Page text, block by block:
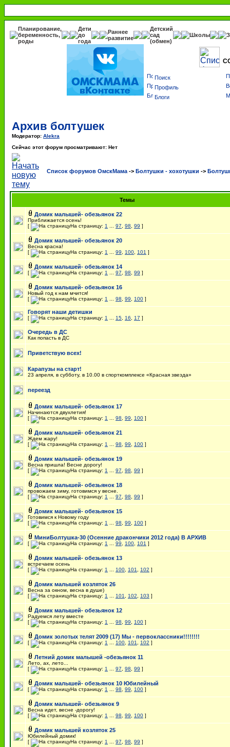
Планирование,
беременность,
роды
Дети
до
года
Раннее
развитие
Детский
сад
(обмен)
Школы
Поиск
Профиль
Блоги
Архив болтушек
Модератор: Alekra
Сейчас этот форум просматривают: Нет
Список форумов ОмскМама -> Болтушки - хохотушки ->
Темы
Домик малышей- обезьянок 22
Приближается осень!
[
На страницу: 1 97 98 99 ]
Домик малышей- обезьянок 20
Весна красна!
[
На страницу: 1 99 100 101 ]
Домик малышей- обезьянок 14
[ На страницу: 1 97 98 99 ]
Домик малышей- обезьянок 16
Новый год к нам мчится!
[
На страницу: 1 98 99 100 ]
Говорят наши детишки
[ На страницу: 1 15 16 17 ]
Очередь в ДС
Как попасть в ДС
Приветствую всех!
Карапузы на старт!
23 апреля, в субботу, в 10.00 в спорткомплексе «Красная звезда»
переезд
Домик малышей- обезьянок 17
Начинаются двухлетия!
[
На страницу: 1 98 99 100 ]
Домик малышей- обезьянок 21
Ждем жару!
[
На страницу: 1 98 99 100 ]
Домик малышей- обезьянок 19
Весна пришла! Весне дорогу!
[
На страницу: 1 97 98 99 ]
Домик малышей- обезьянок 18
провожаем зиму, готовимся у весне.
[
На страницу: 1 97 98 99 ]
Домик малышей- обезьянок 15
Готовимся к Новому году
[
На страницу: 1 98 99 100 ]
МиниБолтушка-30 (Осенние дракончики 2012 года) В АРХИВ
[ На страницу: 1 99 100 101 ]
Домик малышей- обезьянок 13
встречаем осень
[
На страницу: 1 100 101 102 ]
Домик малышей козляток 26
Весна за окном, весна в душе)
[
На страницу: 1 101 102 103 ]
Домик малышей- обезьянок 12
Радуемся лету вместе
[
На страницу: 1 98 99 100 ]
Домик золотых телят 2009 (17) Мы - первоклассники!!!!!!!!
[ На страницу: 1 100 101 102 ]
Летний домик малышей -обезьянок 11
Лето, ах, лето...
[
На страницу: 1 97 98 99 ]
Домик малышей- обезьянок 10 Юбилейный
[ На страницу: 1 98 99 100 ]
Домик малышей- обезьянок 9
Весна идет, весне -дорогу!
[
На страницу: 1 98 99 100 ]
Домик малышей козляток 25
Юбилейный домик!
[
На страницу: 1 97 98 99 ]